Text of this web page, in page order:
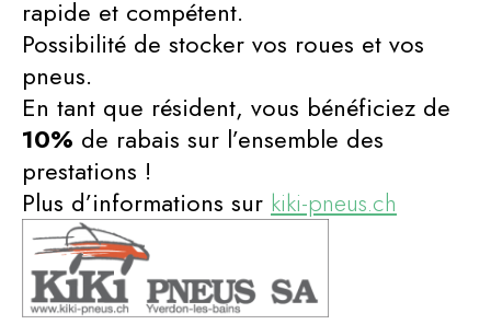
rapide et compétent.
Possibilité de stocker vos roues et vos
pneus.
En tant que résident, vous bénéficiez de
10% de rabais sur l’ensemble des
prestations !
Plus d’informations sur kiki-pneus.ch